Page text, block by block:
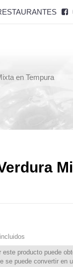
en Tempura
este producto puede
se puede convertir en